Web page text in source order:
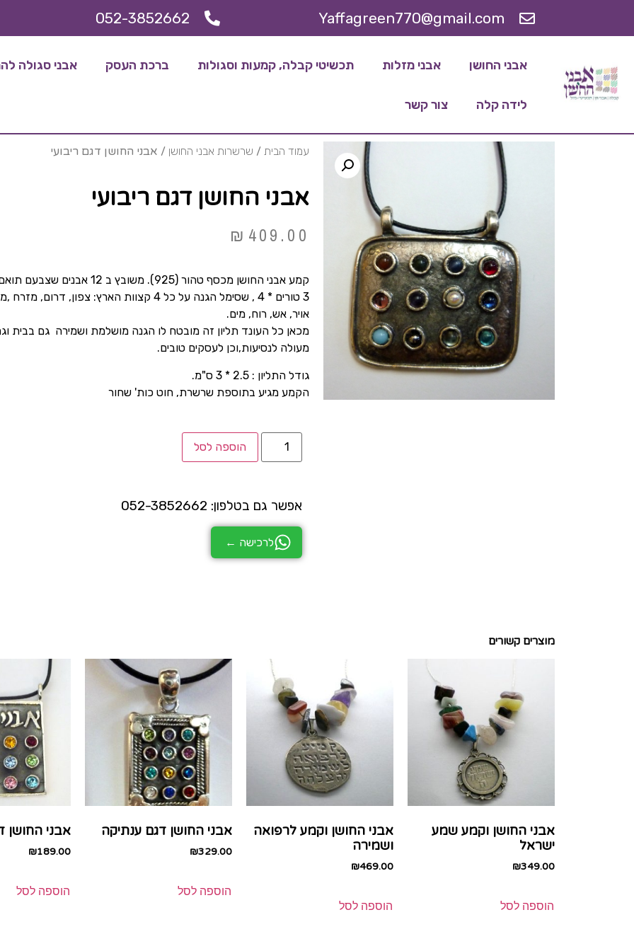
Yaffagreen770@gmail.com
052-3852662
אבני החושן אבני מזלות תכשיטי קבלה, קמעות וסגולות ברכת העסק אבני סגולה
לידה קלה צור קשר
עמוד הבית / שרשרות אבני החושן / אבני החושן דגם ריבועי
אבני החושן דגם ריבועי
₪ 409.00
קמע אבני החושן מכסף טהור (925). משובץ ב 12 אבנים שצבעם תואם לתליון המפורסם "אבני החושן" שענד הכהן הגדול.
3 טורים * 4 , שסימל הגנה על כל 4 קצוות הארץ: צפון, דרום, מזרח ,מערב וכן כנגד כל היסודות:
אויר, אש, רוח, מים.
מכאן כל העונד תליון זה מובטח לו הגנה מושלמת ושמירה גם בבית
מעולה לנסיעות,וכן לעסקים טובים.
גודל התליון : 2.5 * 3 ס"מ.
הקמע מגיע בתוספת שרשרת, חוט כות' שחור
הוספה לסל
אפשר גם בטלפון: 052-3852662
לרכישה ←
מוצרים קשורים
אבני החושן וקמע שמע
ישראל
₪349.00
הוספה לסל
אבני החושן וקמע לרפואה
ושמירה
₪469.00
הוספה לסל
אבני החושן דגם ענתיקה
₪329.00
הוספה לסל
אבני החושן
₪189.00
הוספה לסל